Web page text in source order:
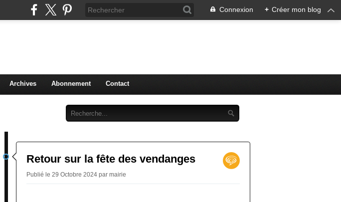
Connexion + Créer mon blog
Archives Abonnement Contact
Retour sur la fête des vendanges
Publié le 29 Octobre 2024 par mairie